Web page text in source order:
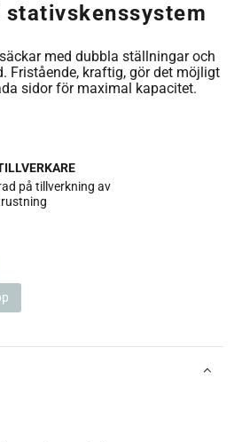
med dubbla ställningar och
Fristående, kraftig, gör det möjligt
sidor för maximal kapacitet.
på tillverkning av